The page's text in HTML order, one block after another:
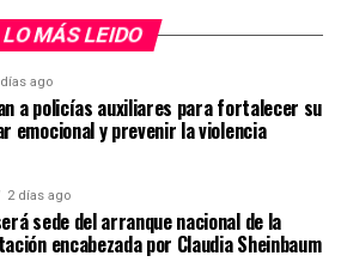
LO MÁS LEIDO
ago
a policías auxiliares para fortalecer su
emocional y prevenir la violencia
2 días ago
sede del arranque nacional de la
encabezada por Claudia Sheinbaum